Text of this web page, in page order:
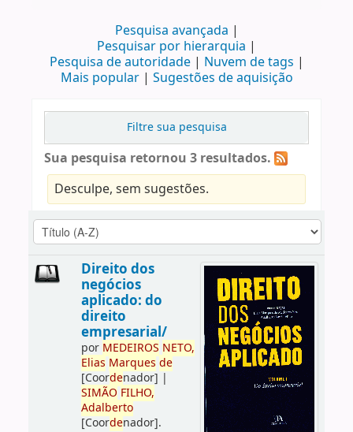
Pesquisa avançada
Pesquisar por hierarquia
Pesquisa de autoridade
Nuvem de tags
Mais popular
Sugestões de aquisição
Filtre sua pesquisa
Sua pesquisa retornou 3 resultados.
Desculpe, sem sugestões.
Direito dos
negócios
aplicado: do
direito
empresarial/
por MEDEIROS NETO,
Elias Marques de
[Coordenador] |
SIMÃO FILHO,
Adalberto
[Coordenador].